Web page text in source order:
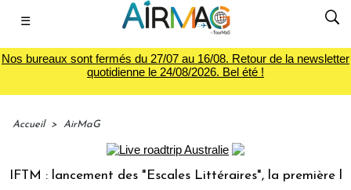
☰
Nos bureaux sont fermés du 27/07 au 16/08. Retour de la newsletter
quotidienne le 24/08/2026. Bel été !
Accueil > AirMaG
: lancement des "Escales Littéraires", la première